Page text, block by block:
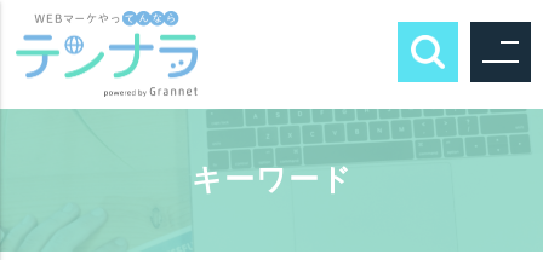
キーワード